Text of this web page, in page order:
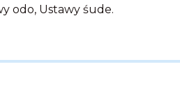
odo, Ustawy śude.